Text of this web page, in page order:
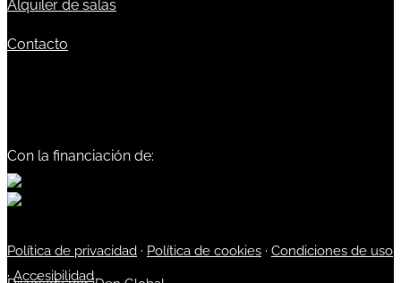
Alquiler de salas
Contacto
Con la financiación de:
Política de privacidad · Política de cookies · Condiciones de uso
·Accesibilidad